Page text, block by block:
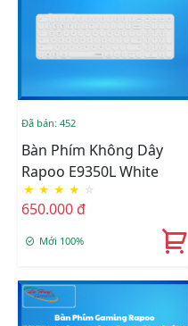
Đã bán: 452
Bàn Phím Không Dây
Rapoo E9350L White
★ ★ ★ ★ ☆
650.000 đ
Mới 100%